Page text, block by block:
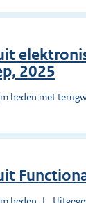
2025
heden met